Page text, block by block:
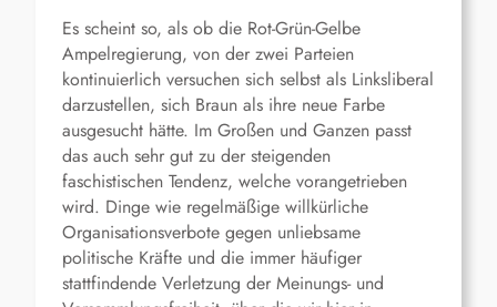
Es scheint so, als ob die Rot-Grün-Gelbe
Ampelregierung, von der zwei Parteien
kontinuierlich versuchen sich selbst als Linksliberal
darzustellen, sich Braun als ihre neue Farbe
ausgesucht hätte. Im Großen und Ganzen passt
das auch sehr gut zu der steigenden
faschistischen Tendenz, welche vorangetrieben
wird. Dinge wie regelmäßige willkürliche
Organisationsverbote gegen unliebsame
politische Kräfte und die immer häufiger
stattfindende Verletzung der Meinungs- und